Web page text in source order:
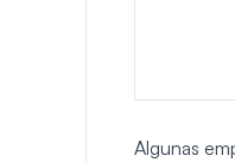
Algunas